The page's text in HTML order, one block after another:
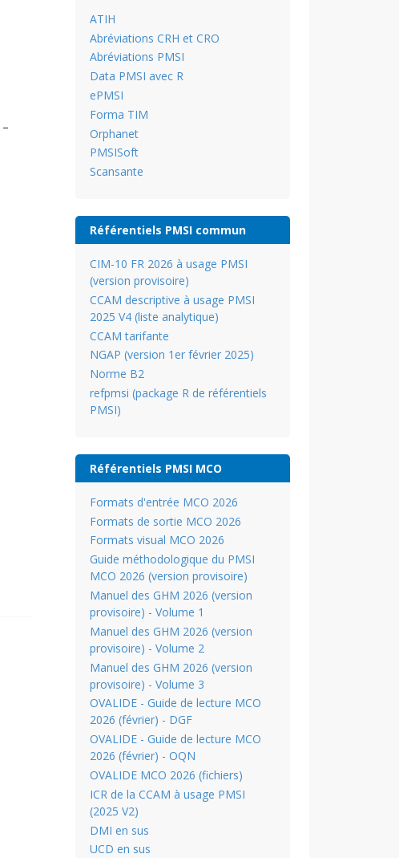
–
ATIH
Abréviations CRH et CRO
Abréviations PMSI
Data PMSI avec R
ePMSI
Forma TIM
Orphanet
PMSISoft
Scansante
Référentiels PMSI commun
CIM-10 FR 2026 à usage PMSI
(version provisoire)
CCAM descriptive à usage PMSI
2025 V4 (liste analytique)
CCAM tarifante
NGAP (version 1er février 2025)
Norme B2
refpmsi (package R de référentiels
PMSI)
Référentiels PMSI MCO
Formats d'entrée MCO 2026
Formats de sortie MCO 2026
Formats visual MCO 2026
Guide méthodologique du PMSI
MCO 2026 (version provisoire)
Manuel des GHM 2026 (version
provisoire) - Volume 1
Manuel des GHM 2026 (version
provisoire) - Volume 2
Manuel des GHM 2026 (version
provisoire) - Volume 3
OVALIDE - Guide de lecture MCO
2026 (février) - DGF
OVALIDE - Guide de lecture MCO
2026 (février) - OQN
OVALIDE MCO 2026 (fichiers)
ICR de la CCAM à usage PMSI
(2025 V2)
DMI en sus
UCD en sus